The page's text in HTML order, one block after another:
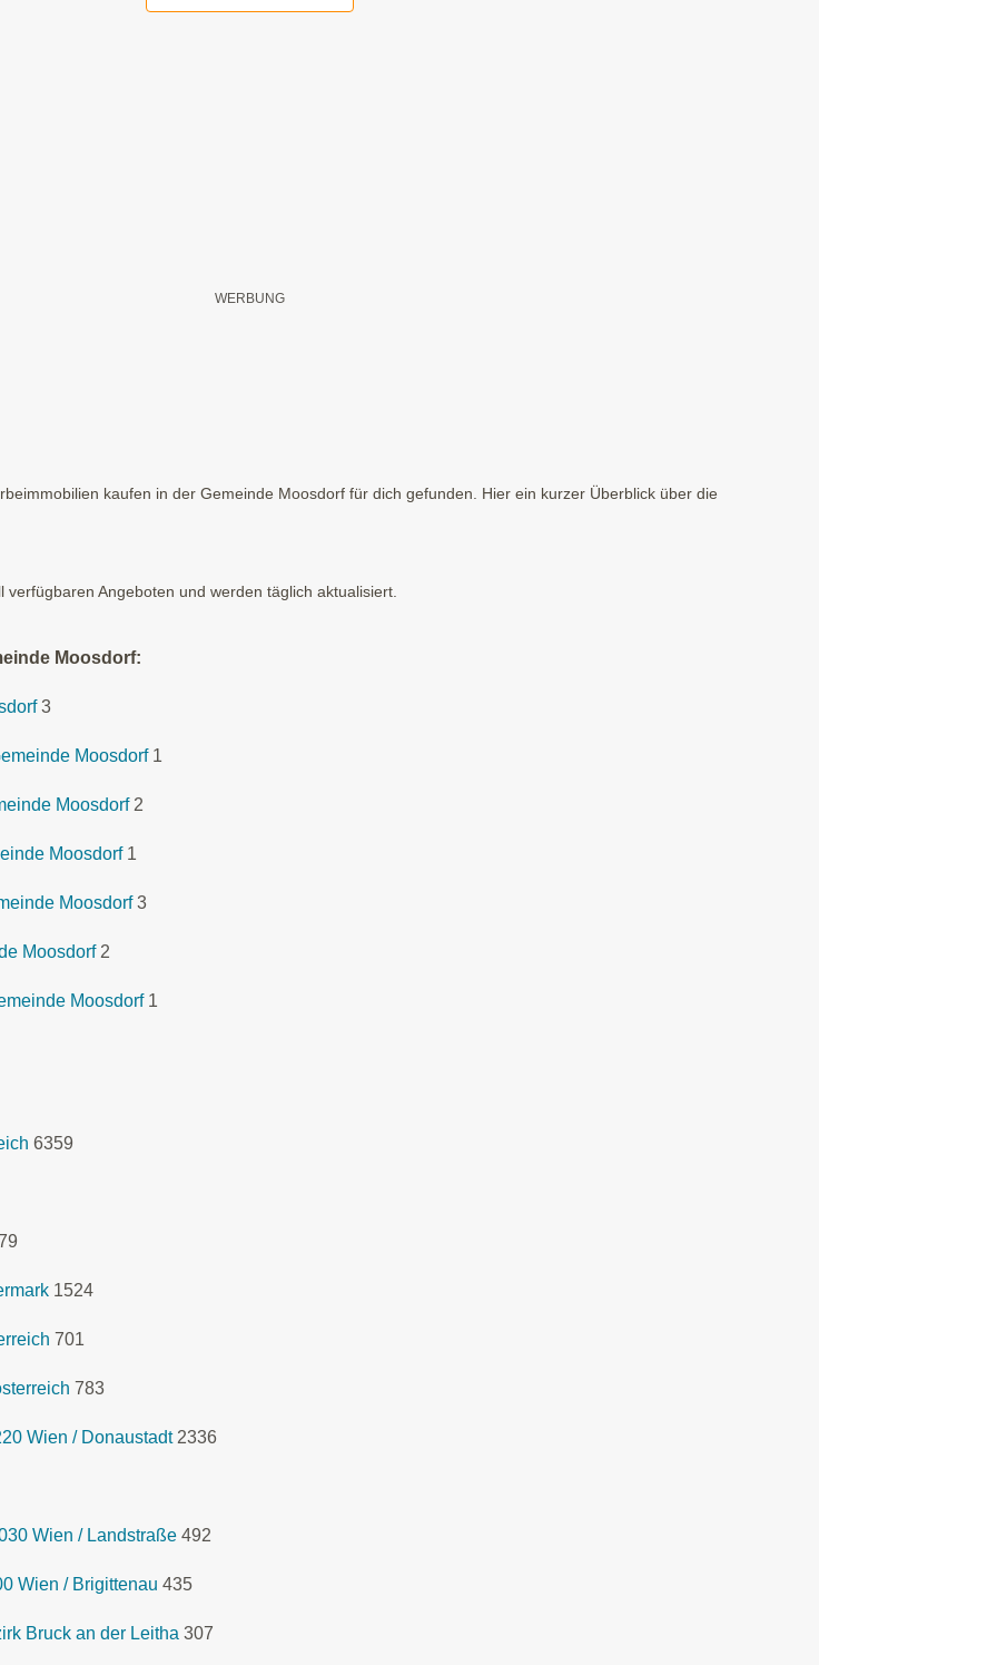
kaufen in der Gemeinde Moosdorf für dich gefunden. Hier ein kurzer Überblick über die
Angeboten und werden täglich aktualisiert.
Moosdorf:
3
Moosdorf 1
Moosdorf 2
Moosdorf 1
Moosdorf 3
Moosdorf 2
Moosdorf 1
6359
1524
701
783
Wien / Donaustadt 2336
Wien / Landstraße 492
Wien / Brigittenau 435
Bruck an der Leitha 307